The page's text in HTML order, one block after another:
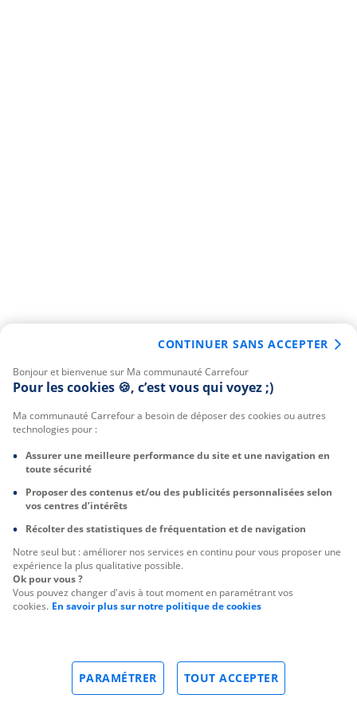
Bonjour et bienvenue sur Ma communauté Carrefour
Pour les cookies 🍪, c’est vous qui voyez ;)
Ma communauté Carrefour a besoin de déposer des cookies ou autres
technologies pour :
Assurer une meilleure performance du site et une navigation en
toute sécurité
Proposer des contenus et/ou des publicités personnalisées selon
vos centres d’intérêts
Récolter des statistiques de fréquentation et de navigation
Notre seul but : améliorer nos services en continu pour vous proposer une
expérience la plus qualitative possible.
Ok pour vous ?
Vous pouvez changer d'avis à tout moment en paramétrant vos
cookies. En savoir plus sur notre politique de cookies
TOUT ACCEPTER
PARAMÉTRER
CONTINUER SANS ACCEPTER